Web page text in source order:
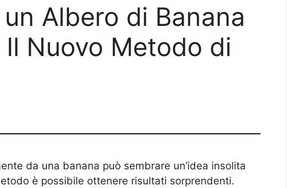
Albero di Banana
Nuovo Metodo di
da una banana può sembrare un’idea insolita
è possibile ottenere risultati sorprendenti.